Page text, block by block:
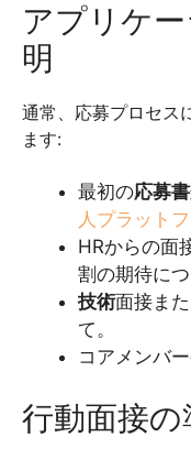
アプリケ
明
通常、応募プロセス
ます:
最初の応募
人プラット
HRからの面
割の期待に
技術面接ま
て。
コアメンバ
行動面接の